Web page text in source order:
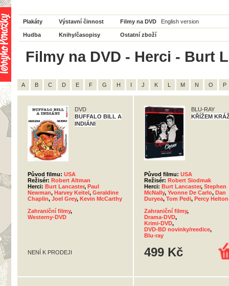
Plakáty Výstavní činnost Filmy na DVD English version
Hudba Knihy/časopisy Ostatní zboží
Filmy na DVD - Herci - Burt
A B C D E F G H I J K L M N O P
DVD
BUFFALO BILL A
INDIÁNI
Původ filmu: USA
Režisér: Robert Altman
Herci: Burt Lancaster, Paul
Newman, Harvey Keitel, Geraldine
Chaplin, Joel Grey, Kevin McCarthy
Zahraniční filmy,
Westerny-DVD
NENÍ K PRODEJI
BLU-RAY
KŘÍŽEM
Původ filmu: USA
Režisér: Robert Siodmak
Herci: Burt Lancaster, Stephen
McNally, Yvonne De Carlo, Dan
Duryea, Tom Pedi, Percy Helton
Zahraniční filmy,
Drama-DVD,
Krimi-DVD,
DVD-BD novinky/reedice,
Blu-ray
499 Kč